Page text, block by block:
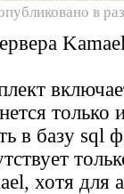
в
только
в базу sql
, хотя для